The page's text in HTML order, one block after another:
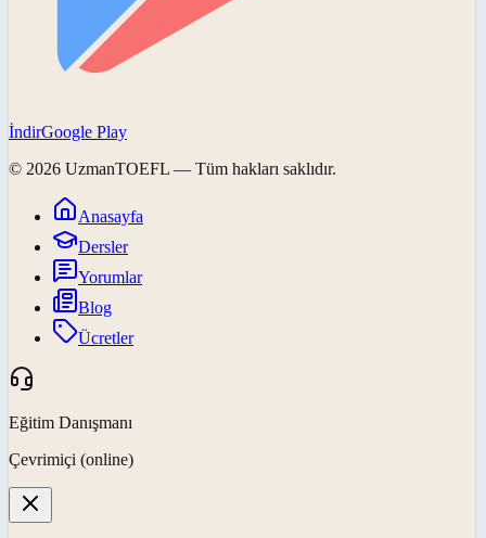
İndirGoogle Play
© 2026 UzmanTOEFL — Tüm hakları saklıdır.
Anasayfa
Dersler
Yorumlar
Blog
Ücretler
Eğitim Danışmanı
Çevrimiçi (online)